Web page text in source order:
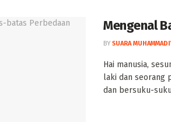
Mengenal
BY SUARA
Hai manusia,
laki dan seorang
dan bersuku-